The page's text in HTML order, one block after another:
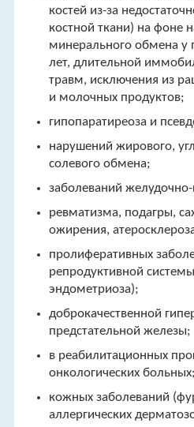
костей из-за
костной ткани) на фоне
минерального обмена у
лет, длительной
травм, исключения из
и молочных продуктов;
гипопаратиреоза и
нарушений жирового,
солевого обмена;
заболеваний
ревматизма, подагры,
ожирения,
пролиферативных
репродуктивной
эндометриоза);
доброкачественной
предстательной железы;
в реабилитационных
онкологических больных;
кожных заболеваний
аллергических